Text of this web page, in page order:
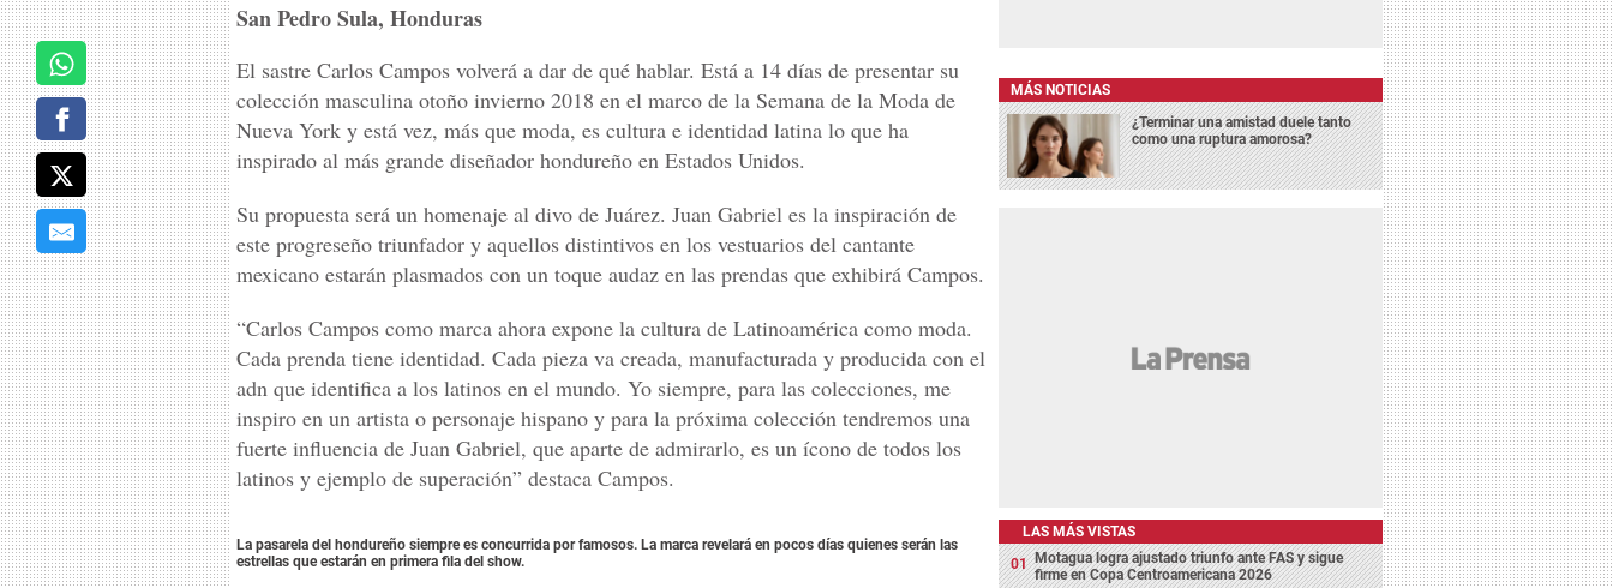
San Pedro Sula, Honduras
El sastre Carlos Campos volverá a dar de qué hablar. Está a 14 días de presentar su
colección masculina otoño invierno 2018 en el marco de la Semana de la Moda de
Nueva York y está vez, más que moda, es cultura e identidad latina lo que ha
inspirado al más grande diseñador hondureño en Estados Unidos.
Su propuesta será un homenaje al divo de Juárez. Juan Gabriel es la inspiración de
este progreseño triunfador y aquellos distintivos en los vestuarios del cantante
mexicano estarán plasmados con un toque audaz en las prendas que exhibirá Campos.
“Carlos Campos como marca ahora expone la cultura de Latinoamérica como moda.
Cada prenda tiene identidad. Cada pieza va creada, manufacturada y producida con el
adn que identifica a los latinos en el mundo. Yo siempre, para las colecciones, me
inspiro en un artista o personaje hispano y para la próxima colección tendremos una
fuerte influencia de Juan Gabriel, que aparte de admirarlo, es un ícono de todos los
latinos y ejemplo de superación” destaca Campos.
La pasarela del hondureño siempre es concurrida por famosos. La marca revelará en pocos días quienes serán las
estrellas que estarán en primera fila del show.
MÁS NOTICIAS
¿Terminar una amistad duele tanto
como una ruptura amorosa?
LAS MÁS VISTAS
Motagua logra ajustado triunfo ante FAS y sigue
firme en Copa Centroamericana 2026